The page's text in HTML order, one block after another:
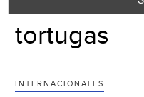
tortugas
INTERNACIONALES